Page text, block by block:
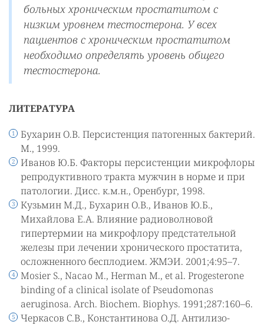
больных хроническим простатитом с
низким уровнем тестостерона. У всех
пациентов с хроническим простатитом
необходимо определять уровень общего
тестостерона.
ЛИТЕРАТУРА
Бухарин О.В. Персистенция патогенных бактерий.
М., 1999.
Иванов Ю.Б. Факторы персистенции микрофлоры
репродуктивного тракта мужчин в норме и при
патологии. Дисс. к.м.н., Оренбург, 1998.
Кузьмин М.Д., Бухарин О.В., Иванов Ю.Б.,
Михайлова Е.А. Влияние радиоволновой
гипертермии на микрофлору предстательной
железы при лечении хронического простатита,
осложненного бесплодием. ЖМЭИ. 2001;4:95–7.
Mosier S., Nacao M., Herman М., et al. Progesterone
binding of a clinical isolate of Pseudomonas
aeruginosa. Arch. Biochem. Biophys. 1991;287:160–6.
Черкасов С.В., Константинова О.Д. Антилизо-